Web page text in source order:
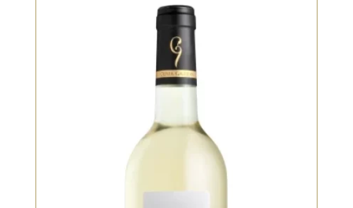
Bio, Blanc, Blanc moelleux